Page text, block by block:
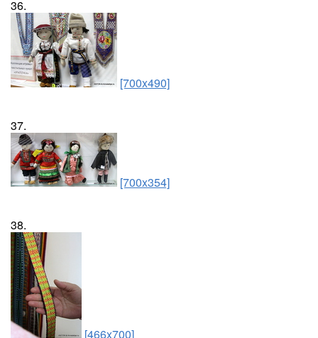
36.
[700x490]
37.
[700x354]
38.
[466x700]